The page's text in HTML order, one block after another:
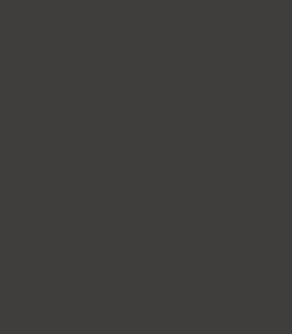
er in de domeinen
voor welke processen ze
ANB bij de technische
basis, onder meer
stack, VertiGIS
met FME.